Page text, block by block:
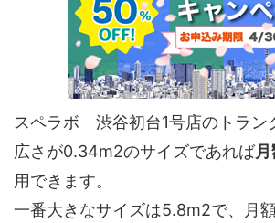
スペラボ 渋谷初台1号店のトラン
広さが0.34m2のサイズであれば
用できます。
一番大きなサイズは5.8m2で、月